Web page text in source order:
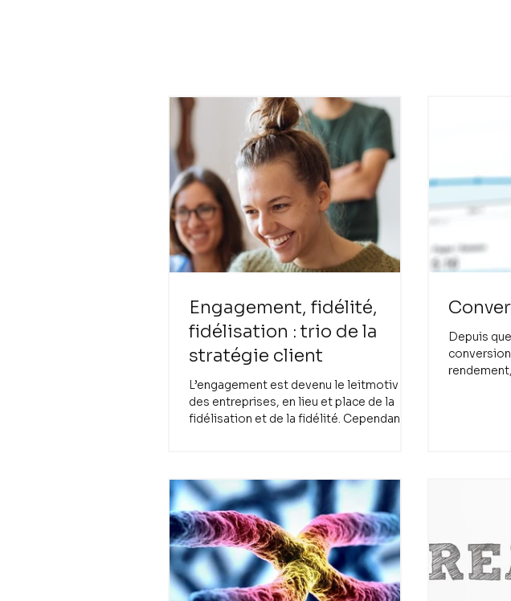
Engagement, fidélité,
fidélisation : trio de la
stratégie client
L’engagement est devenu le leitmotiv
des entreprises, en lieu et place de la
fidélisation et de la fidélité. Cependant,
Depuis